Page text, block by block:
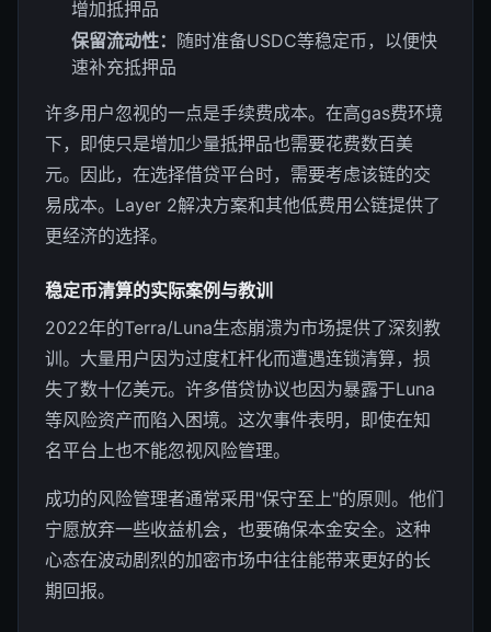
增加抵押品
保留流动性： 随时准备USDC等稳定币，以便快
速补充抵押品
许多用户忽视的一点是手续费成本。在高gas费环境
下，即使只是增加少量抵押品也需要花费数百美
元。因此，在选择借贷平台时，需要考虑该链的交
易成本。Layer 2解决方案和其他低费用公链提供了
更经济的选择。
稳定币清算的实际案例与教训
2022年的Terra/Luna生态崩溃为市场提供了深刻教
训。大量用户因为过度杠杆化而遭遇连锁清算，损
失了数十亿美元。许多借贷协议也因为暴露于Luna
等风险资产而陷入困境。这次事件表明，即使在知
名平台上也不能忽视风险管理。
成功的风险管理者通常采用"保守至上"的原则。他们
宁愿放弃一些收益机会，也要确保本金安全。这种
心态在波动剧烈的加密市场中往往能带来更好的长
期回报。